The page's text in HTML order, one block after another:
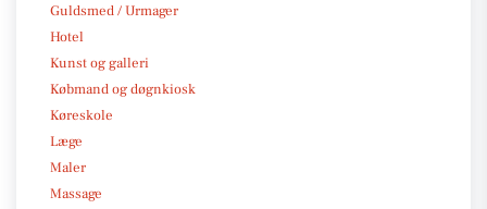
Guldsmed / Urmager
Hotel
Kunst og galleri
Købmand og døgnkiosk
Køreskole
Læge
Maler
Massage